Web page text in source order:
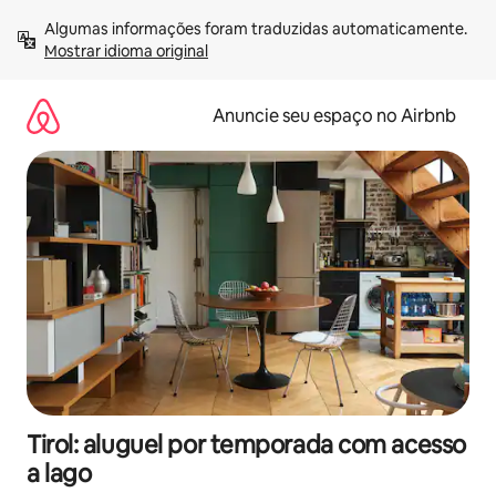
para
Mostrar idioma original
Anuncie seu espaço no Airbnb
Tirol: aluguel por temporada com acesso
a lago